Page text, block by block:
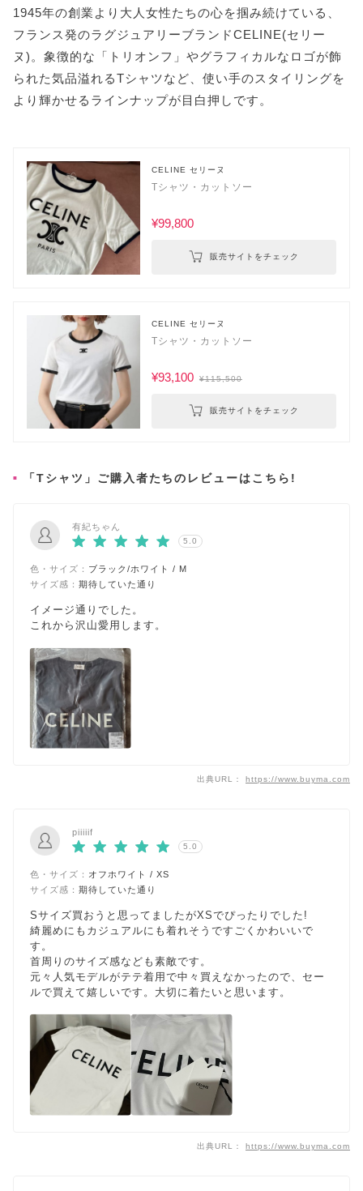
MARINE SERRE(マリーンセル)
MM6 Maison Margiela(エムエムシックス)
Maison Margiela(メゾンマルジェラ)
Courreges(クレージュ)
BOTTEGA VENETA(ボッテガヴェネタ)
スタハ編集部の「おすすめTシャツ」レビュー動
画・投稿も✓
まとめ
1945年の創業より大人女性たちの心を掴み続けている、
フランス発のラグジュアリーブランドCELINE(セリー
ヌ)。象徴的な「トリオンフ」やグラフィカルなロゴが飾
られた気品溢れるTシャツなど、使い手のスタイリングを
より輝かせるラインナップが目白押しです。
CELINE セリーヌ
Tシャツ・カットソー
¥99,800
販売サイトをチェック
CELINE セリーヌ
Tシャツ・カットソー
¥93,100 ¥115,500
販売サイトをチェック
「Tシャツ」ご購入者たちのレビューはこちら!
有紀ちゃん
5.0
色・サイズ： ブラック/ホワイト / M
サイズ感： 期待していた通り
イメージ通りでした。
これから沢山愛用します。
出典URL： https://www.buyma.com
piiiiif
5.0
色・サイズ： オフホワイト / XS
サイズ感： 期待していた通り
Sサイズ買おうと思ってましたがXSでぴったりでした!
綺麗めにもカジュアルにも着れそうですごくかわいいで
す。
首周りのサイズ感なども素敵です。
元々人気モデルがテテ着用で中々買えなかったので、セー
ルで買えて嬉しいです。大切に着たいと思います。
出典URL： https://www.buyma.com